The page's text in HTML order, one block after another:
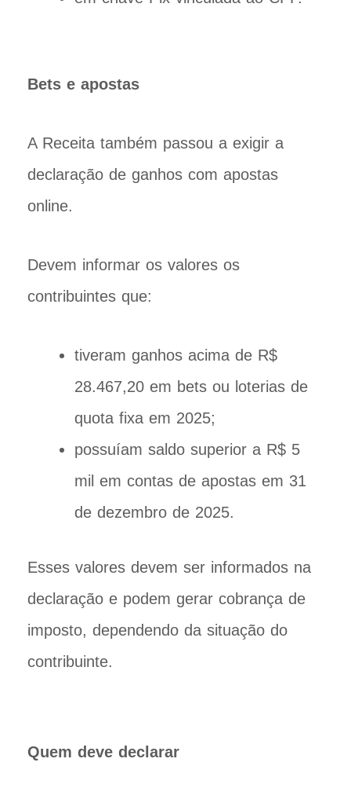
Bets e apostas
A Receita também passou a exigir a
declaração de ganhos com apostas
online.
Devem informar os valores os
contribuintes que:
tiveram ganhos acima de R$
28.467,20 em bets ou loterias de
quota fixa em 2025;
possuíam saldo superior a R$ 5
mil em contas de apostas em 31
de dezembro de 2025.
Esses valores devem ser informados na
declaração e podem gerar cobrança de
imposto, dependendo da situação do
contribuinte.
Quem deve declarar